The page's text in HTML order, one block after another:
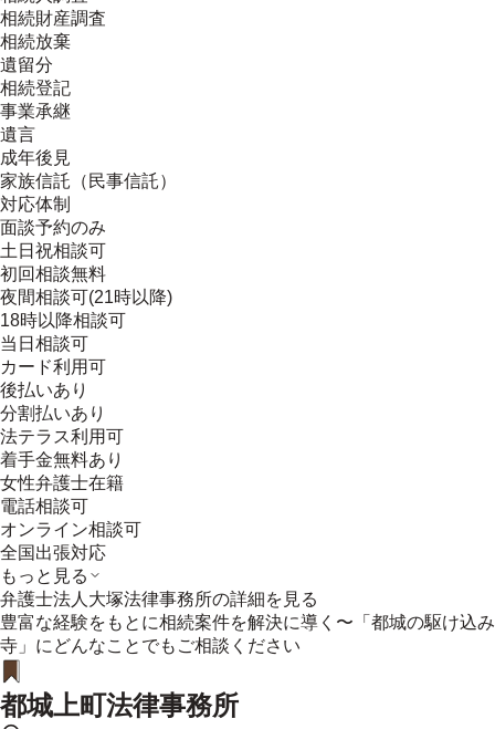
相続財産調査
相続放棄
遺留分
相続登記
事業承継
遺言
成年後見
家族信託（民事信託）
対応体制
面談予約のみ
土日祝相談可
初回相談無料
夜間相談可(21時以降)
18時以降相談可
当日相談可
カード利用可
後払いあり
分割払いあり
法テラス利用可
着手金無料あり
女性弁護士在籍
電話相談可
オンライン相談可
全国出張対応
もっと見る
弁護士法人大塚法律事務所の詳細を見る
豊富な経験をもとに相続案件を解決に導く〜「都城の駆け込み
寺」にどんなことでもご相談ください
都城上町法律事務所